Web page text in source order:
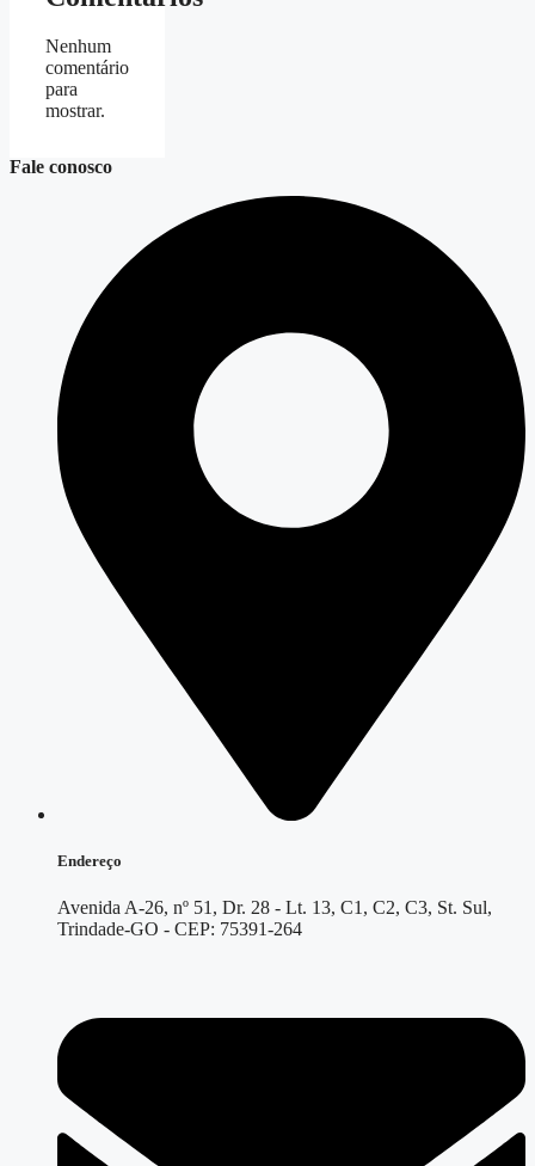
Nenhum
comentário
para
mostrar.
Fale conosco
Endereço
Avenida A-26, nº 51, Dr. 28 - Lt. 13, C1, C2, C3, St. Sul,
Trindade-GO - CEP: 75391-264